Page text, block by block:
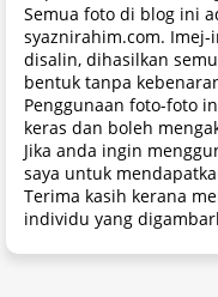
Semua foto di blog ini
syaznirahim.com.
disalin, dihasilkan
bentuk tanpa
Penggunaan foto-foto
keras dan boleh
Jika anda ingin
saya untuk
Terima kasih kerana
individu yang